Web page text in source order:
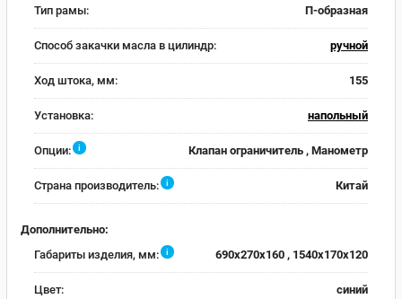
Тип рамы: П-образная
Способ закачки масла в цилиндр: ручной
Ход штока, мм: 155
Установка: напольный
Опции: i Клапан ограничитель , Манометр
Страна производитель: i Китай
Дополнительно:
Габариты изделия, мм:
i 690x270x160 , 1540x170x120
Цвет: синий